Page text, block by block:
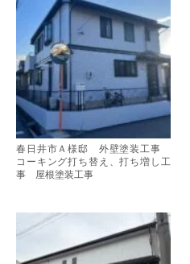
春日井市Ａ様邸 外壁塗装工事
コーキング打ち替え、打ち増し工
事 屋根塗装工事